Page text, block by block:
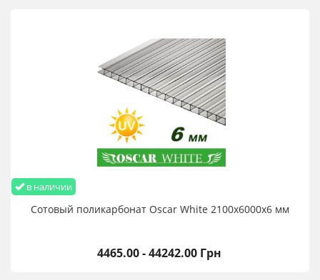
в наличии
Сотовый поликарбонат Oscar White 2100х6000х6 мм
4465.00 - 44242.00 Грн